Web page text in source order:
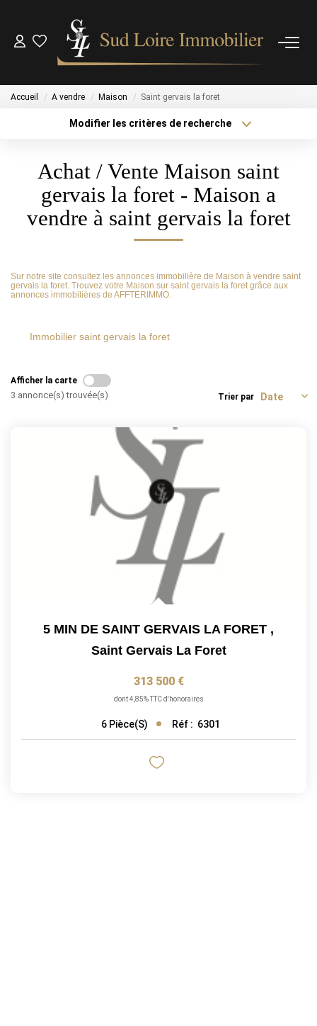
NOS AGENCES
OUTILS
CONTACT
Accueil A vendre Maison Saint gervais la foret
Modifier les critères de recherche
Sélectionnez...
Type de bien
Surface min
Budget max Plus de critères
Achat / Vente Maison saint
gervais la foret - Maison a
vendre à saint gervais la foret
Sur notre site consultez les annonces immobilière de Maison à vendre saint
gervais la foret. Trouvez votre Maison sur saint gervais la foret grâce aux
annonces immobilières de AFFTERIMMO.
Immobilier saint gervais la foret
Afficher la carte
3 annonce(s) trouvée(s) Trier par
5 MIN DE SAINT GERVAIS LA FORET ,
Saint Gervais La Foret
313 500 €
dont 4,85% TTC d'honoraires
6 Pièce(s) Réf : 6301